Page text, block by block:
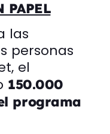
PAPEL
las
personas
el
150.000
programa